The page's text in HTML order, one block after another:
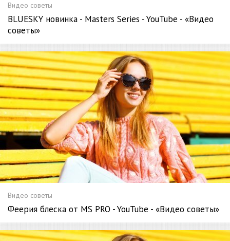
Видео советы
BLUESKY новинка - Masters Series - YouTube - «Видео
советы»
Видео советы
Феерия блеска от MS PRO - YouTube - «Видео советы»